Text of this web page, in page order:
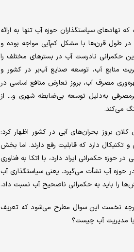
نهادهای سیاستگذاران حوزه آب تنها به ارائه
در طول قرن‌ها با مشکل کم‌آبی مواجه بوده و
حکمرانی نادرست آب در بسترهای مختلف را
منابع آب، توسعه صنایع آب‌بر در کشور و
مصرف آب، بروز تعارض منافع اساسی در
به‌دلیل توسعه بی‌ضابطه شهری و... از
می‌کند.
بروز بحران‌های آبی در کشور اظهار کرد:
دارد که قابلیت رفع دارند. اما بخش
حکمرانی ایراد دارد، با اتکا به فناوری
حوزه آب نشأت می‌گیرد. یعنی سیاستگذاری آب
را باید به حکمرانی ناصحیح آب نسبت داد.
درجه نخست این سوال مطرح می‌شود که تعریف
مدیریت آب چیست؟